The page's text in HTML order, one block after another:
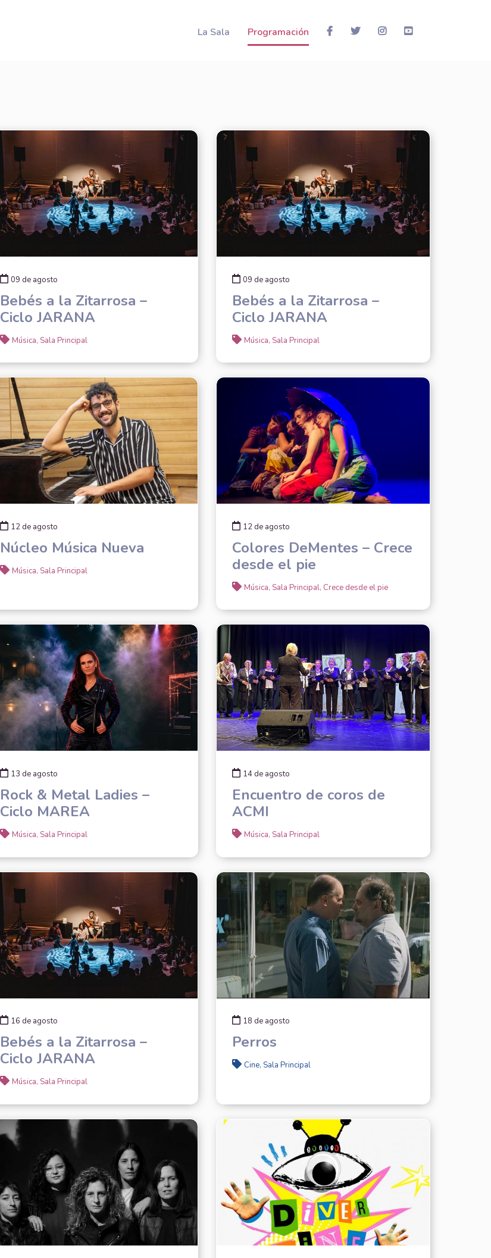
La Sala Programación
09 de agosto
Bebés a la Zitarrosa –
Ciclo JARANA
Música, Sala Principal
09 de agosto
Bebés a la Zitarrosa –
Ciclo JARANA
Música, Sala Principal
12 de agosto
Núcleo Música Nueva
Música, Sala Principal
12 de agosto
Colores DeMentes – Crece
desde el pie
Música, Sala Principal, Crece desde el pie
13 de agosto
Rock & Metal Ladies –
Ciclo MAREA
Música, Sala Principal
14 de agosto
Encuentro de coros de
ACMI
Música, Sala Principal
16 de agosto
Bebés a la Zitarrosa –
Ciclo JARANA
Música, Sala Principal
18 de agosto
Perros
Cine, Sala Principal